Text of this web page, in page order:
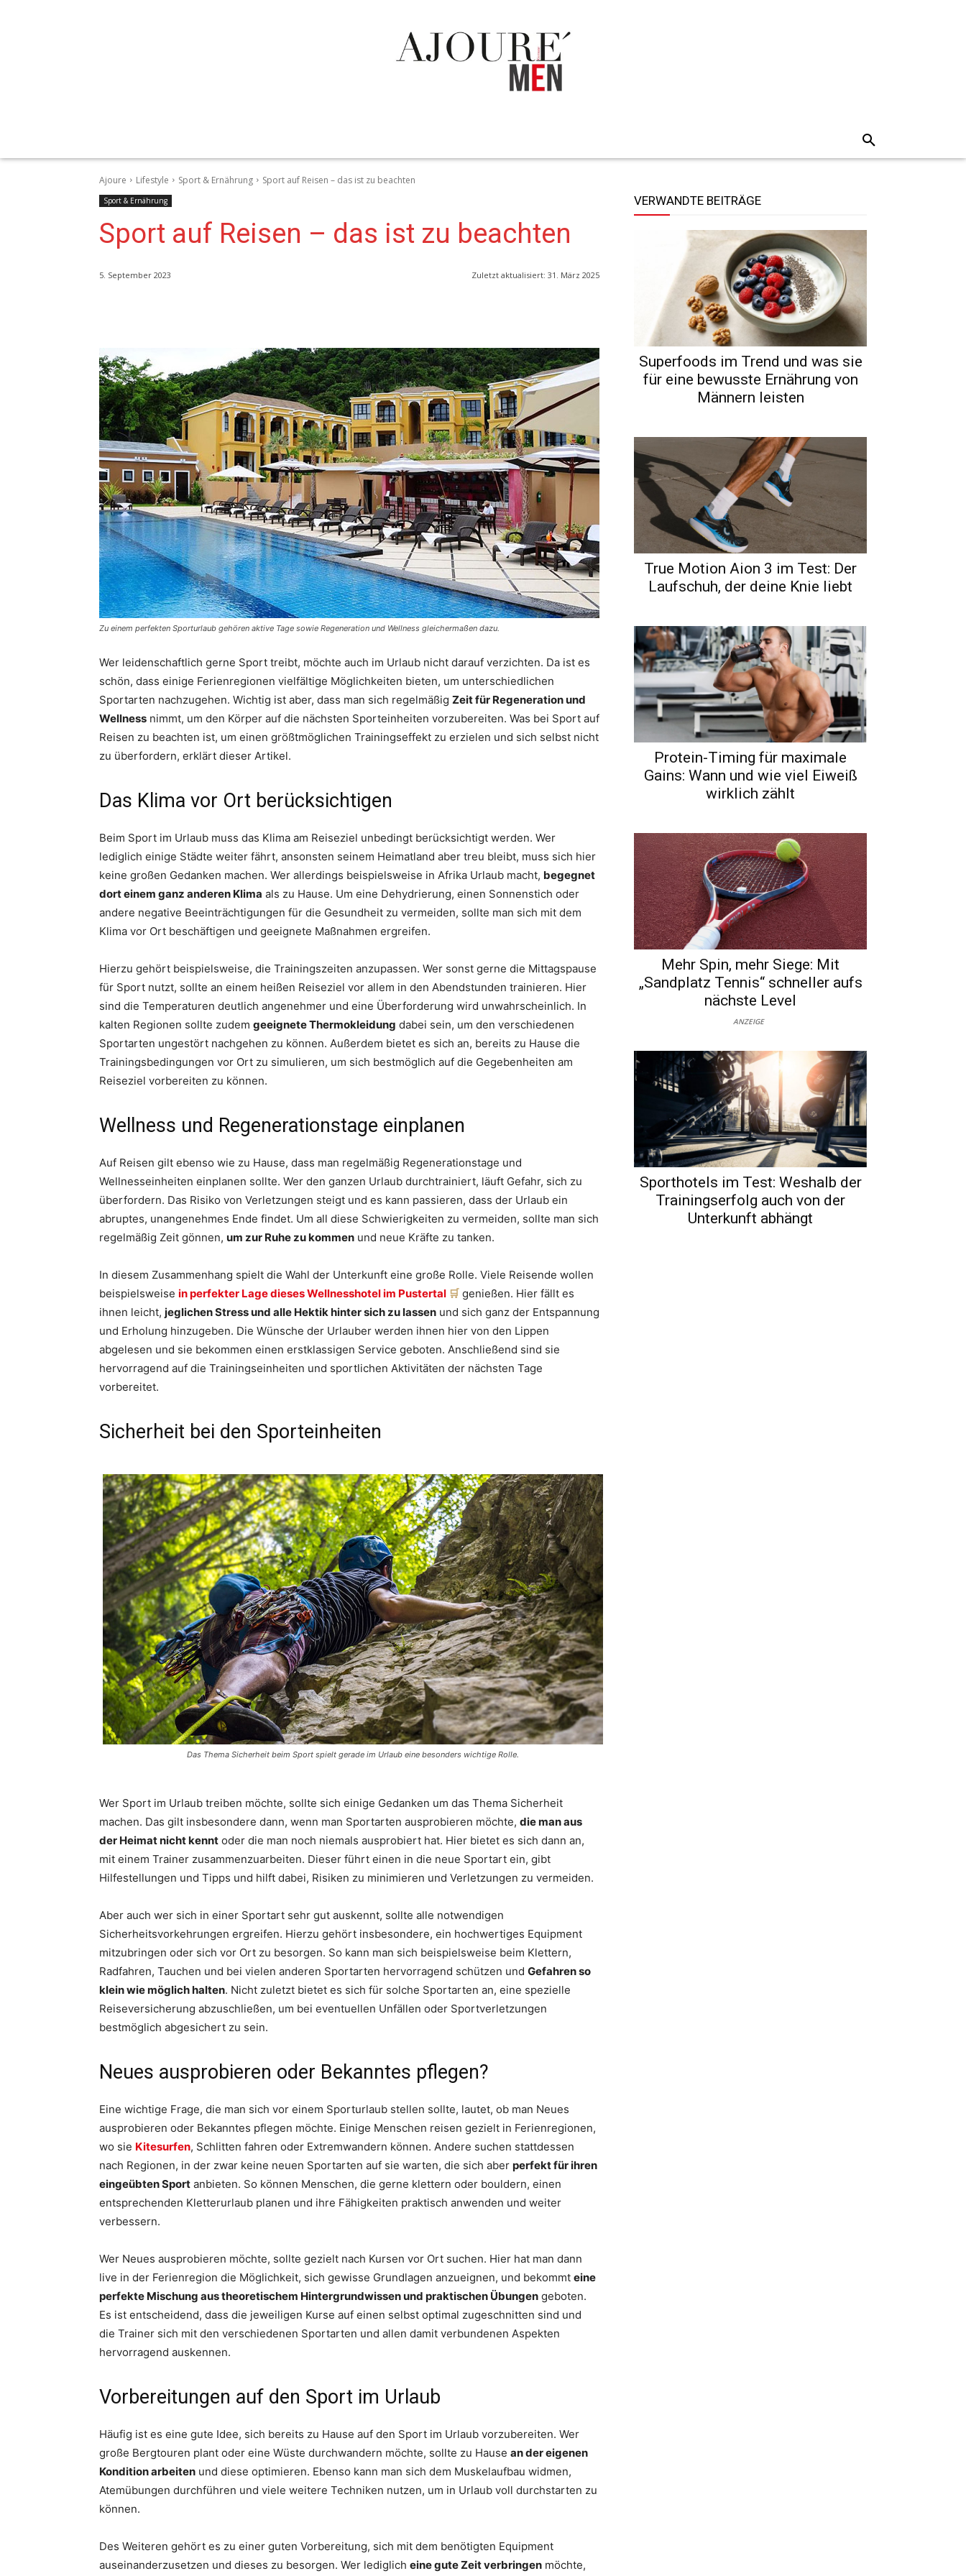
Ajoure Lifestyle Sport & Ernährung Sport auf Reisen – das ist zu beachten
Sport & Ernährung
Sport auf Reisen – das ist zu beachten
5. September 2023 Zuletzt aktualisiert: 31. März 2025
Zu einem perfekten Sporturlaub gehören aktive Tage sowie Regeneration und Wellness gleichermaßen dazu.
Wer leidenschaftlich gerne Sport treibt, möchte auch im Urlaub nicht darauf verzichten. Da ist es
schön, dass einige Ferienregionen vielfältige Möglichkeiten bieten, um unterschiedlichen
Sportarten nachzugehen. Wichtig ist aber, dass man sich regelmäßig Zeit für Regeneration und
Wellness nimmt, um den Körper auf die nächsten Sporteinheiten vorzubereiten. Was bei Sport auf
Reisen zu beachten ist, um einen größtmöglichen Trainingseffekt zu erzielen und sich selbst nicht
zu überfordern, erklärt dieser Artikel.
Das Klima vor Ort berücksichtigen
Beim Sport im Urlaub muss das Klima am Reiseziel unbedingt berücksichtigt werden. Wer
lediglich einige Städte weiter fährt, ansonsten seinem Heimatland aber treu bleibt, muss sich hier
keine großen Gedanken machen. Wer allerdings beispielsweise in Afrika Urlaub macht, begegnet
dort einem ganz anderen Klima als zu Hause. Um eine Dehydrierung, einen Sonnenstich oder
andere negative Beeinträchtigungen für die Gesundheit zu vermeiden, sollte man sich mit dem
Klima vor Ort beschäftigen und geeignete Maßnahmen ergreifen.
Hierzu gehört beispielsweise, die Trainingszeiten anzupassen. Wer sonst gerne die Mittagspause
für Sport nutzt, sollte an einem heißen Reiseziel vor allem in den Abendstunden trainieren. Hier
sind die Temperaturen deutlich angenehmer und eine Überforderung wird unwahrscheinlich. In
kalten Regionen sollte zudem geeignete Thermokleidung dabei sein, um den verschiedenen
Sportarten ungestört nachgehen zu können. Außerdem bietet es sich an, bereits zu Hause die
Trainingsbedingungen vor Ort zu simulieren, um sich bestmöglich auf die Gegebenheiten am
Reiseziel vorbereiten zu können.
Wellness und Regenerationstage einplanen
Auf Reisen gilt ebenso wie zu Hause, dass man regelmäßig Regenerationstage und
Wellnesseinheiten einplanen sollte. Wer den ganzen Urlaub durchtrainiert, läuft Gefahr, sich zu
überfordern. Das Risiko von Verletzungen steigt und es kann passieren, dass der Urlaub ein
abruptes, unangenehmes Ende findet. Um all diese Schwierigkeiten zu vermeiden, sollte man sich
regelmäßig Zeit gönnen, um zur Ruhe zu kommen und neue Kräfte zu tanken.
In diesem Zusammenhang spielt die Wahl der Unterkunft eine große Rolle. Viele Reisende wollen
beispielsweise in perfekter Lage dieses Wellnesshotel im Pustertal
genießen. Hier fällt es
ihnen leicht, jeglichen Stress und alle Hektik hinter sich zu lassen und sich ganz der Entspannung
und Erholung hinzugeben. Die Wünsche der Urlauber werden ihnen hier von den Lippen
abgelesen und sie bekommen einen erstklassigen Service geboten. Anschließend sind sie
hervorragend auf die Trainingseinheiten und sportlichen Aktivitäten der nächsten Tage
vorbereitet.
Sicherheit bei den Sporteinheiten
Das Thema Sicherheit beim Sport spielt gerade im Urlaub eine besonders wichtige Rolle.
Wer Sport im Urlaub treiben möchte, sollte sich einige Gedanken um das Thema Sicherheit
machen. Das gilt insbesondere dann, wenn man Sportarten ausprobieren möchte, die man aus
der Heimat nicht kennt oder die man noch niemals ausprobiert hat. Hier bietet es sich dann an,
mit einem Trainer zusammenzuarbeiten. Dieser führt einen in die neue Sportart ein, gibt
Hilfestellungen und Tipps und hilft dabei, Risiken zu minimieren und Verletzungen zu vermeiden.
Aber auch wer sich in einer Sportart sehr gut auskennt, sollte alle notwendigen
Sicherheitsvorkehrungen ergreifen. Hierzu gehört insbesondere, ein hochwertiges Equipment
mitzubringen oder sich vor Ort zu besorgen. So kann man sich beispielsweise beim Klettern,
Radfahren, Tauchen und bei vielen anderen Sportarten hervorragend schützen und Gefahren so
klein wie möglich halten. Nicht zuletzt bietet es sich für solche Sportarten an, eine spezielle
Reiseversicherung abzuschließen, um bei eventuellen Unfällen oder Sportverletzungen
bestmöglich abgesichert zu sein.
Neues ausprobieren oder Bekanntes pflegen?
Eine wichtige Frage, die man sich vor einem Sporturlaub stellen sollte, lautet, ob man Neues
ausprobieren oder Bekanntes pflegen möchte. Einige Menschen reisen gezielt in Ferienregionen,
wo sie Kitesurfen, Schlitten fahren oder Extremwandern können. Andere suchen stattdessen
nach Regionen, in der zwar keine neuen Sportarten auf sie warten, die sich aber perfekt für ihren
eingeübten Sport anbieten. So können Menschen, die gerne klettern oder bouldern, einen
entsprechenden Kletterurlaub planen und ihre Fähigkeiten praktisch anwenden und weiter
verbessern.
Wer Neues ausprobieren möchte, sollte gezielt nach Kursen vor Ort suchen. Hier hat man dann
live in der Ferienregion die Möglichkeit, sich gewisse Grundlagen anzueignen, und bekommt eine
perfekte Mischung aus theoretischem Hintergrundwissen und praktischen Übungen geboten.
Es ist entscheidend, dass die jeweiligen Kurse auf einen selbst optimal zugeschnitten sind und
die Trainer sich mit den verschiedenen Sportarten und allen damit verbundenen Aspekten
hervorragend auskennen.
Vorbereitungen auf den Sport im Urlaub
Häufig ist es eine gute Idee, sich bereits zu Hause auf den Sport im Urlaub vorzubereiten. Wer
große Bergtouren plant oder eine Wüste durchwandern möchte, sollte zu Hause an der eigenen
Kondition arbeiten und diese optimieren. Ebenso kann man sich dem Muskelaufbau widmen,
Atemübungen durchführen und viele weitere Techniken nutzen, um in Urlaub voll durchstarten zu
können.
Des Weiteren gehört es zu einer guten Vorbereitung, sich mit dem benötigten Equipment
auseinanderzusetzen und dieses zu besorgen. Wer lediglich eine gute Zeit verbringen möchte,
VERWANDTE BEITRÄGE
Superfoods im Trend und was sie
für eine bewusste Ernährung von
Männern leisten
True Motion Aion 3 im Test: Der
Laufschuh, der deine Knie liebt
Protein-Timing für maximale
Gains: Wann und wie viel Eiweiß
wirklich zählt
Mehr Spin, mehr Siege: Mit
„Sandplatz Tennis“ schneller aufs
nächste Level
ANZEIGE
Sporthotels im Test: Weshalb der
Trainingserfolg auch von der
Unterkunft abhängt